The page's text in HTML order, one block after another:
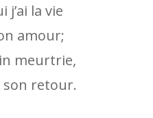
j’ai la vie
amour;
meurtrie,
son retour.